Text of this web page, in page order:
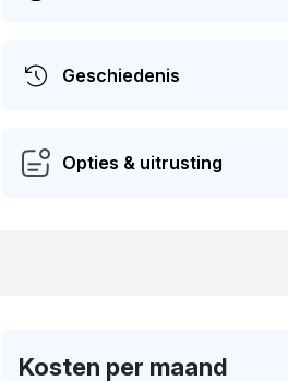
Geschiedenis
Opties & uitrusting
Kosten per maand